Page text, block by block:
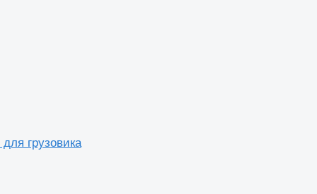
грузовика